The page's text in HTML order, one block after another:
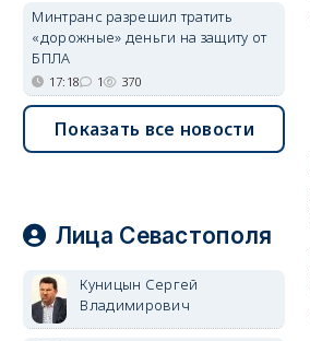
Минтранс разрешил тратить
«дорожные» деньги на защиту от
БПЛА
17:18 1 370
Показать все новости
Лица Севастополя
Куницын Сергей
Владимирович